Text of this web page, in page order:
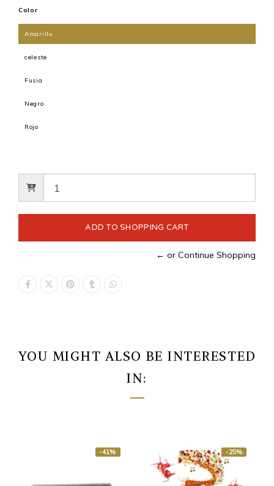
Color
Amarillo
celeste
Fusia
Negro
Rojo
← or Continue Shopping
YOU MIGHT ALSO BE INTERESTED
IN:
-41% -25%